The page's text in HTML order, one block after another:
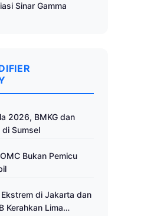
Sinar Gamma
2026, BMKG dan
di Sumsel
Bukan Pemicu
di Jakarta dan
Kerahkan Lima